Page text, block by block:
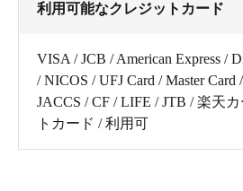
利用可能なクレジットカード
VISA / JCB / American Express /
/ NICOS / UFJ Card / Master Card
JACCS / CF / LIFE / JTB / 楽天
トカード / 利用可